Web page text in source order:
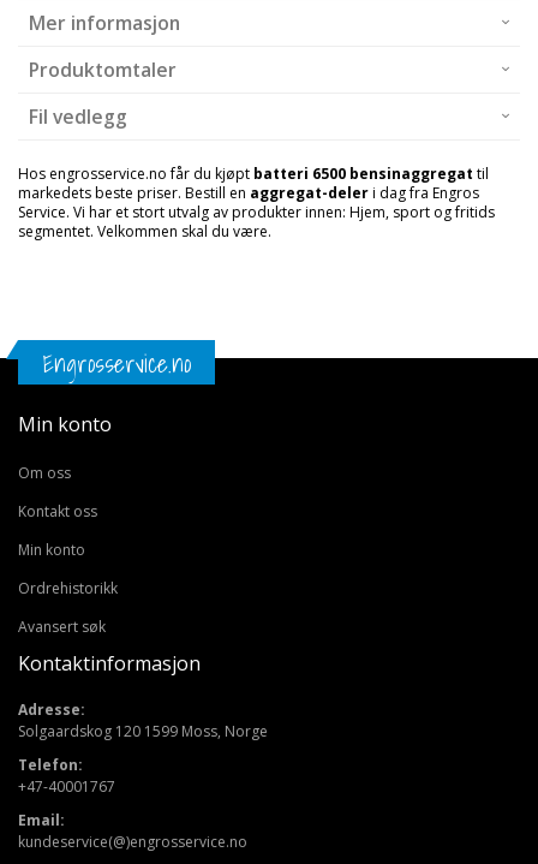
Mer informasjon
Produktomtaler
Fil vedlegg
Hos engrosservice.no får du kjøpt batteri 6500 bensinaggregat til
markedets beste priser. Bestill en aggregat-deleri dag fra Engros
Service. Vi har et stort utvalg av produkter innen: Hjem, sport og fritids
segmentet. Velkommen skal du være.
Engrosservice.no
Min konto
Om oss
Kontakt oss
Min konto
Ordrehistorikk
Avansert søk
Kontaktinformasjon
Adresse:
Solgaardskog 120 1599 Moss, Norge
Telefon:
+47-40001767
Email:
kundeservice(@)engrosservice.no